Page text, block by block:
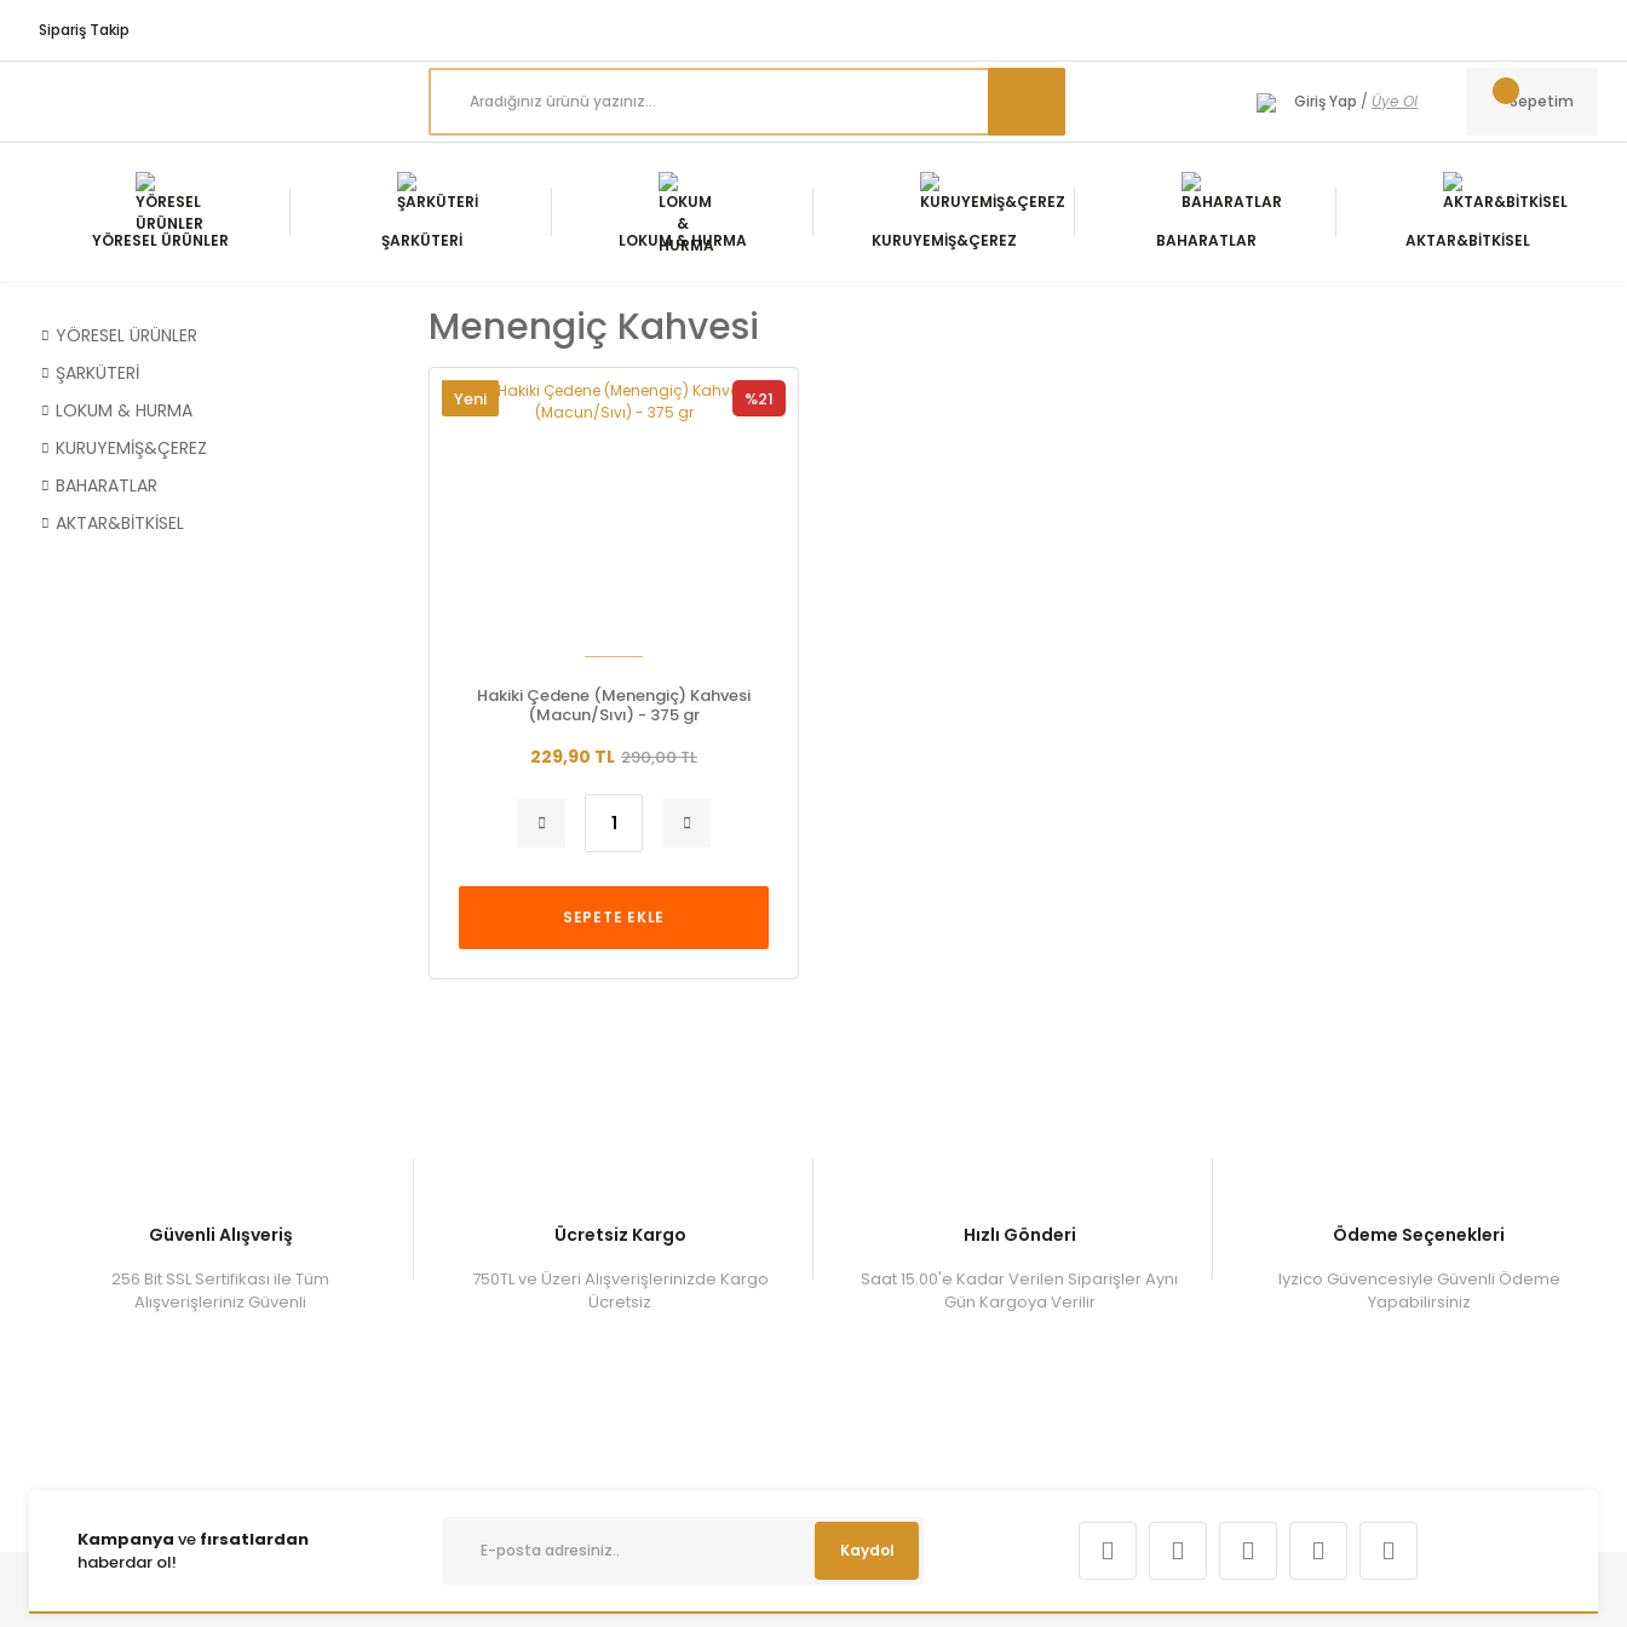
Sipariş Takip
Giriş Yap / Üye Ol Sepetim
YÖRESEL ÜRÜNLER ŞARKÜTERİ LOKUM & HURMA KURUYEMİŞ&ÇEREZ BAHARATLAR AKTAR&BİTKİSEL
YÖRESEL ÜRÜNLER
ŞARKÜTERİ
LOKUM & HURMA
KURUYEMİŞ&ÇEREZ
BAHARATLAR
AKTAR&BİTKİSEL
Menengiç Kahvesi
%21
Yeni
Hakiki Çedene (Menengiç) Kahvesi
(Macun/Sıvı) - 375 gr
229,90 TL 290,00 TL
SEPETE EKLE
Güvenli Alışveriş
256 Bit SSL Sertifikası ile Tüm
Alışverişleriniz Güvenli
Ücretsiz Kargo
750TL ve Üzeri Alışverişlerinizde Kargo
Ücretsiz
Hızlı Gönderi
Saat 15.00'e Kadar Verilen Siparişler Aynı
Gün Kargoya Verilir
Ödeme Seçenekleri
Iyzico Güvencesiyle Güvenli Ödeme
Yapabilirsiniz
Kampanya ve fırsatlardan
haberdar ol!
Kaydol